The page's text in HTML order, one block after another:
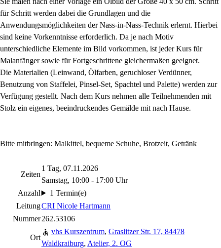
für Schritt werden dabei die Grundlagen und die
Anwendungsmöglichkeiten der Nass-in-Nass-Technik erlernt. Hierbei
sind keine Vorkenntnisse erforderlich. Da je nach Motiv
unterschiedliche Elemente im Bild vorkommen, ist jeder Kurs für
Malanfänger sowie für Fortgeschrittene gleichermaßen geeignet.
Die Materialien (Leinwand, Ölfarben, geruchloser Verdünner,
Benutzung von Staffelei, Pinsel-Set, Spachtel und Palette) werden zur
Verfügung gestellt. Nach dem Kurs nehmen alle Teilnehmenden mit
Stolz ein eigenes, beeindruckendes Gemälde mit nach Hause.
Bitte mitbringen: Malkittel, bequeme Schuhe, Brotzeit, Getränk
Zeiten
1 Tag, 07.11.2026
Samstag, 10:00 - 17:00 Uhr
Anzahl
1 Termin(e)
LeitungCRI Nicole Hartmann
Nummer262.53106
Ort
vhs Kurszentrum, Graslitzer Str. 17, 84478
Waldkraiburg, Atelier, 2. OG